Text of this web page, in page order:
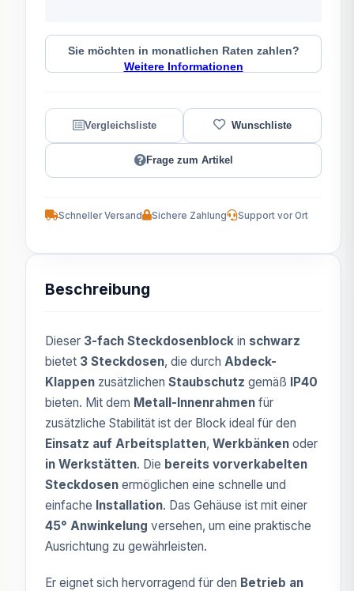
Sie möchten in monatlichen Raten zahlen?
Weitere Informationen
Frage zum Artikel
Schneller Versand Sichere Zahlung Support vor Ort
Beschreibung
Dieser 3-fach Steckdosenblock in schwarz
bietet 3 Steckdosen, die durch Abdeck-
Klappen zusätzlichen Staubschutz gemäß IP40
bieten. Mit dem Metall-Innenrahmen für
zusätzliche Stabilität ist der Block ideal für den
Einsatz auf Arbeitsplatten, Werkbänken oder
in Werkstätten. Die bereits vorverkabelten
Steckdosen ermöglichen eine schnelle und
einfache Installation. Das Gehäuse ist mit einer
45° Anwinkelung versehen, um eine praktische
Ausrichtung zu gewährleisten.
Er eignet sich hervorragend für den Betrieb an